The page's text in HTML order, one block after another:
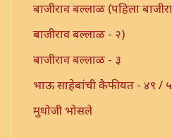
बाजीराव बल्लाळ (पहिला
बाजीराव बल्लाळ - २)
बाजीराव बल्लाळ - ३
भाऊ साहेबांची कैफीयत - ४९ /
मुधोजी भोसले